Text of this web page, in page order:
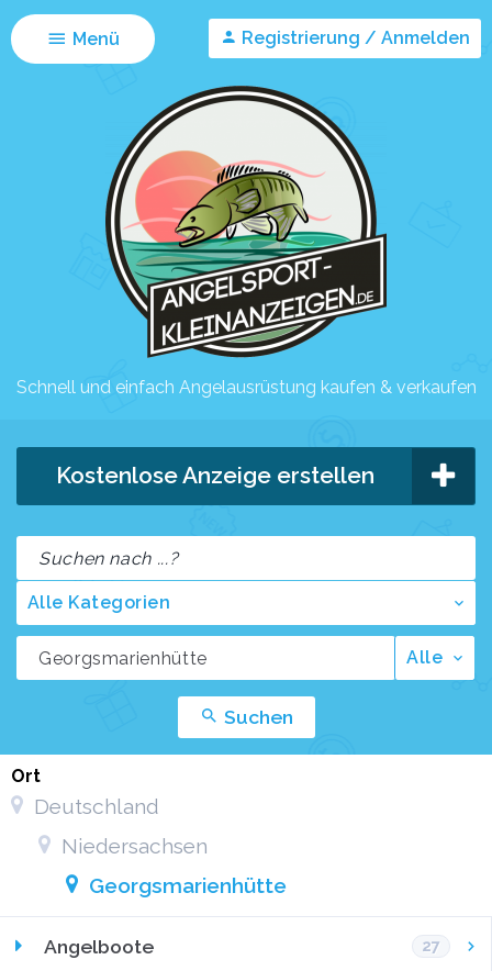
Menü Registrierung / Anmelden
Schnell und einfach Angelausrüstung kaufen & verkaufen
Kostenlose Anzeige erstellen
Alle Kategorien
Alle
Suchen
Ort
Deutschland
Niedersachsen
Georgsmarienhütte
Angelboote 27